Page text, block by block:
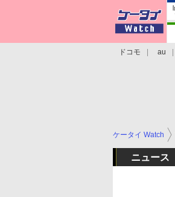
ドコモ au
ケータイ Watch
ニュース